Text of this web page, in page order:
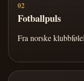
02
Fotballpuls
Fra norske